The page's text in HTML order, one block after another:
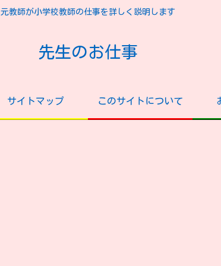
元教師が小学校教師の仕事を詳しく説明します
先生のお仕事
サイトマップ このサイトについて